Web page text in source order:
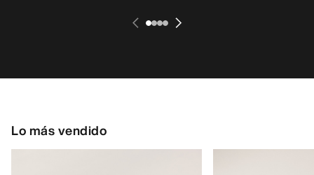
Lo más vendido